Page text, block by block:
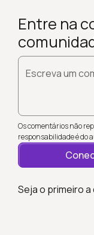
Entre na
Escreva um
Os comentários não
responsabilidade é do
Seja o primeiro